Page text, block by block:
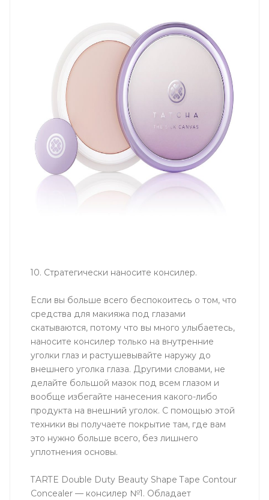
10. Стратегически наносите консилер.
Если вы больше всего беспокоитесь о том, что
средства для макияжа под глазами
скатываются, потому что вы много улыбаетесь,
наносите консилер только на внутренние
уголки глаз и растушевывайте наружу до
внешнего уголка глаза. Другими словами, не
делайте большой мазок под всем глазом и
вообще избегайте нанесения какого-либо
продукта на внешний уголок. С помощью этой
техники вы получаете покрытие там, где вам
это нужно больше всего, без лишнего
уплотнения основы.
TARTE Double Duty Beauty Shape Tape Contour
Concealer — консилер №1. Обладает